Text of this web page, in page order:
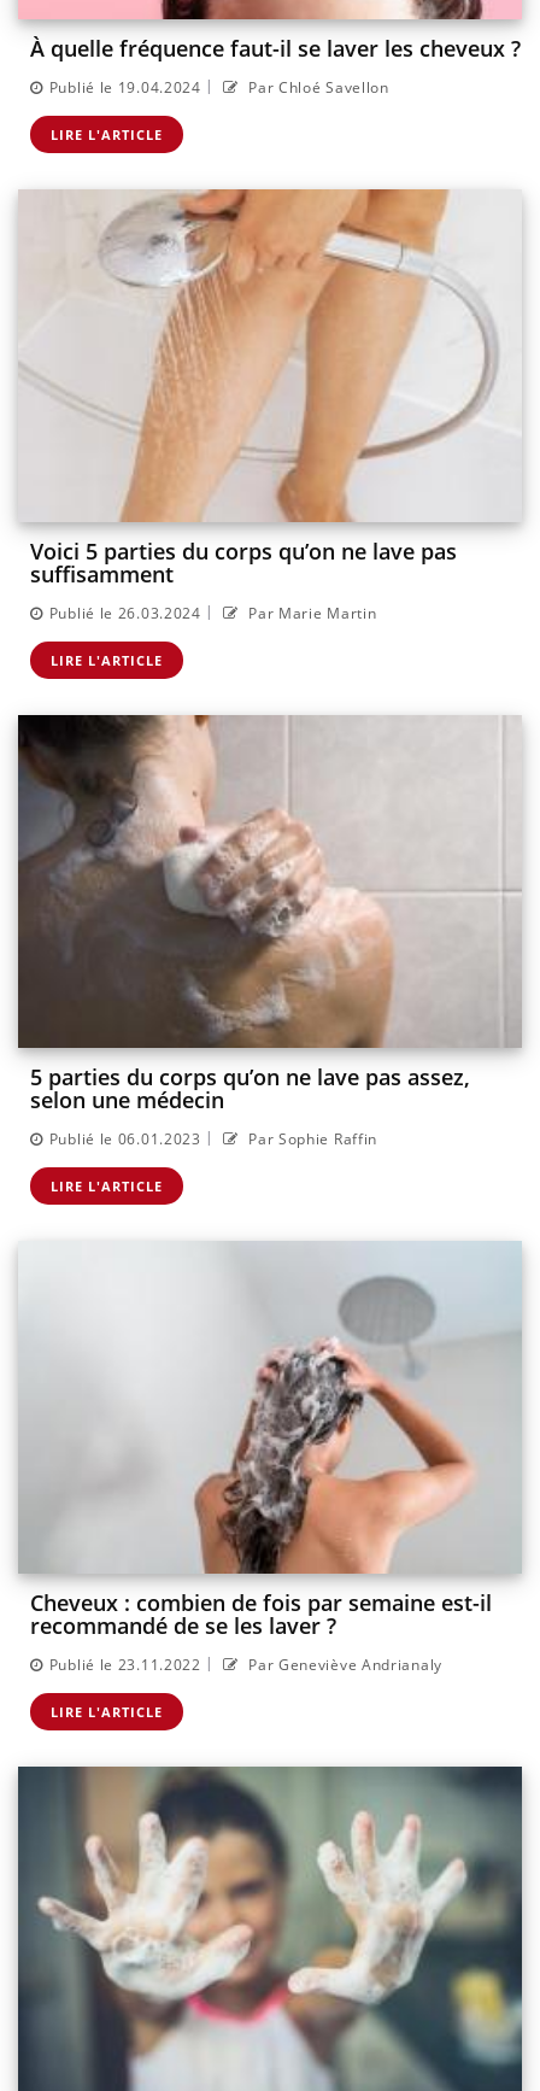
À quelle fréquence faut-il se laver les cheveux ?
Publié le 19.04.2024 | Par Chloé Savellon
LIRE L'ARTICLE
Voici 5 parties du corps qu’on ne lave pas
suffisamment
Publié le 26.03.2024 | Par Marie Martin
LIRE L'ARTICLE
5 parties du corps qu’on ne lave pas assez,
selon une médecin
Publié le 06.01.2023 | Par Sophie Raffin
LIRE L'ARTICLE
Cheveux : combien de fois par semaine est-il
recommandé de se les laver ?
Publié le 23.11.2022 | Par Geneviève Andrianaly
LIRE L'ARTICLE